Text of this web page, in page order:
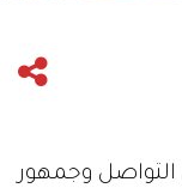
التواصل وجمهور